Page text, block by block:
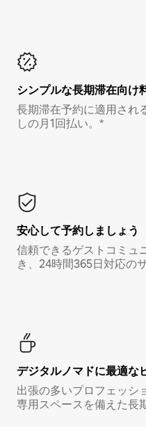
シンプルな長期滞在向け
長期滞在予約に適用され
しの月1回払い。*
安心して予約しましょう
信頼できるゲストコミュ
き、24時間365日対応の
デジタルノマド⁠に最⁠適⁠な
出張の多いプロフェッシ
専用スペースを備えた長